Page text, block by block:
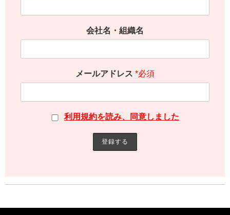
会社名・組織名
メールアドレス *必須
利用規約を読み、同意しました